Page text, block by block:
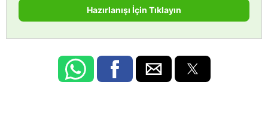
Hazırlanışı İçin Tıklayın